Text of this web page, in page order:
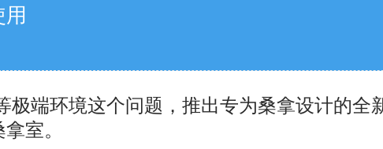
端环境这个问题，推出专为桑拿设计的全新
室。